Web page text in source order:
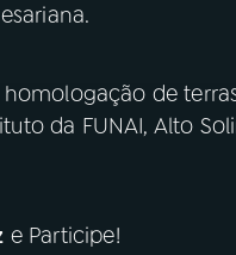
de
da FUNAI, Alto
e Participe!